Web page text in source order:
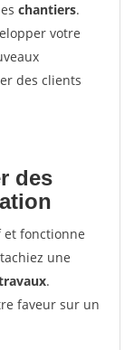
chantiers.
votre
des clients
des
et fonctionne
une
.
faveur sur un